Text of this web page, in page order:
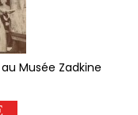
Musée Zadkine